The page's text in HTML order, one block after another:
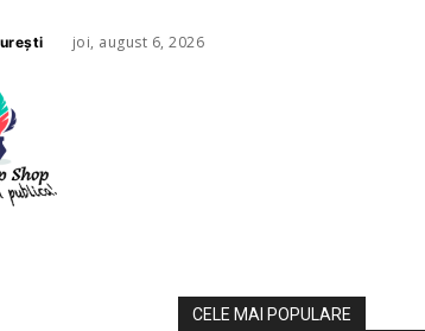
joi, august 6, 2026
CELE MAI POPULARE